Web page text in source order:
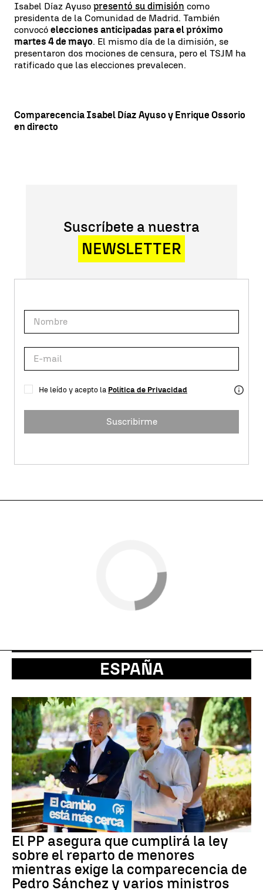
Isabel Díaz Ayuso presentó su dimisión como
presidenta de la Comunidad de Madrid. También
convocó elecciones anticipadas para el próximo
martes 4 de mayo. El mismo día de la dimisión, se
presentaron dos mociones de censura, pero el TSJM ha
ratificado que las elecciones prevalecen.
Comparecencia Isabel Díaz Ayuso y Enrique Ossorio
en directo
Suscríbete a nuestra
NEWSLETTER
He leído y acepto la Política de Privacidad
Suscribirme
ESPAÑA
El PP asegura que cumplirá la ley
sobre el reparto de menores
mientras exige la comparecencia de
Pedro Sánchez y varios ministros